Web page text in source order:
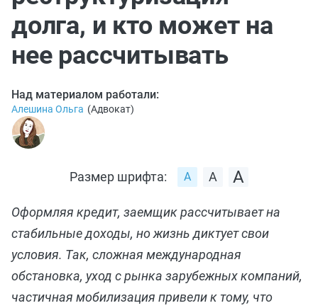
долга, и кто может на
нее рассчитывать
Над материалом работали:
Алешина Ольга (Адвокат)
Размер шрифта:
Оформляя кредит, заемщик рассчитывает на
стабильные доходы, но жизнь диктует свои
условия. Так, сложная международная
обстановка, уход с рынка зарубежных компаний,
частичная мобилизация привели к тому, что